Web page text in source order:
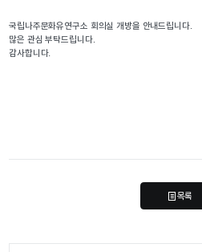
국립나주문화유연구소 회의실 개방을 안내드립니다.
많은 관심 부탁드립니다.
감사합니다.
목록